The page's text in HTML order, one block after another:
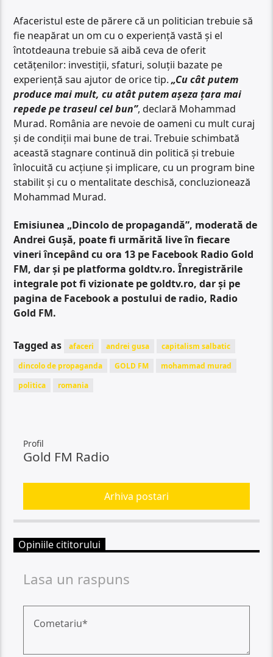
Afaceristul este de părere că un politician trebuie să
fie neapărat un om cu o experiență vastă și el
întotdeauna trebuie să aibă ceva de oferit
cetățenilor: investiții, sfaturi, soluții bazate pe
experiență sau ajutor de orice tip.„Cu cât putem
produce mai mult, cu atât putem așeza țara mai
repede pe traseul cel bun”, declară Mohammad
Murad. România are nevoie de oameni cu mult curaj
și de condiții mai bune de trai. Trebuie schimbată
această stagnare continuă din politică și trebuie
înlocuită cu acțiune și implicare, cu un program bine
stabilit și cu o mentalitate deschisă, concluzionează
Mohammad Murad.
Emisiunea „Dincolo de propagandă”, moderată de
Andrei Gușă, poate fi urmărită live în fiecare
vineri începând cu ora 13 pe Facebook Radio Gold
FM, dar și pe platforma goldtv.ro. Înregistrările
integrale pot fi vizionate pe goldtv.ro, dar și pe
pagina de Facebook a postului de radio, Radio
Gold FM.
Tagged as afaceri andrei gusa
capitalism salbatic
dincolo de propaganda
GOLD FM
mohammad murad
politica
romania
Profil
Gold FM Radio
Arhiva postari
Opiniile cititorului
Lasa un raspuns